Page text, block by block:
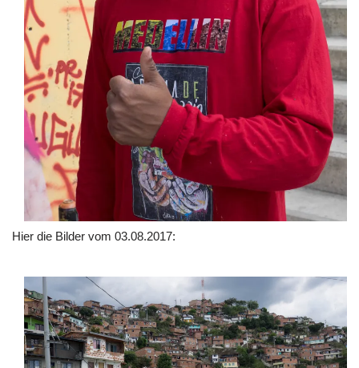
Hier die Bilder vom 03.08.2017: